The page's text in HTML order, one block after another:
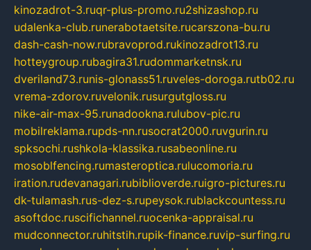
kinozadrot-3.ruqr-plus-promo.ru2shizashop.ru
udalenka-club.runerabotaetsite.rucarszona-bu.ru
dash-cash-now.rubravoprod.rukinozadrot13.ru
hotteygroup.rubagira31.rudommarketnsk.ru
dveriland73.runis-glonass51.ruveles-doroga.rutb02.ru
vrema-zdorov.ruvelonik.rusurgutgloss.ru
nike-air-max-95.runadookna.rulubov-pic.ru
mobilreklama.rupds-nn.rusocrat2000.ruvgurin.ru
spksochi.rushkola-klassika.rusabeonline.ru
mosoblfencing.rumasteroptica.rulucomoria.ru
iration.rudevanagari.rubiblioverde.ruigro-pictures.ru
dk-tulamash.rus-dez-s.rupeysok.rublackcountess.ru
asoftdoc.ruscifichannel.ruocenka-appraisal.ru
mudconnector.ruhitstih.rupik-finance.ruvip-surfing.ru